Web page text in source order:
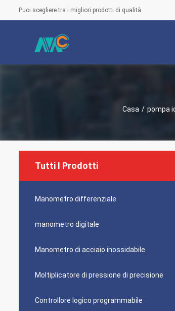
Puoi scegliere tra i migliori prodotti di qualità
Casa / pompa
Tutti I Prodotti
Manometro differenziale
manometro digitale
Manometro di acciaio inossidabile
Moltiplicatore di pressione di precisione
Controllore logico programmabile